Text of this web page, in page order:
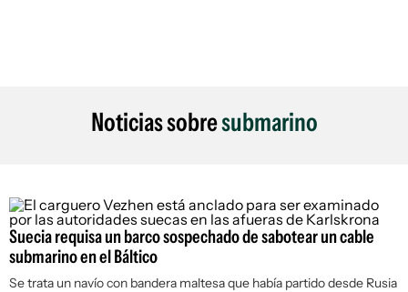
Noticias sobresubmarino
Suecia requisa un barco sospechado de sabotear un cable
submarino en el Báltico
Se trata un navío con bandera maltesa que había partido desde Rusia